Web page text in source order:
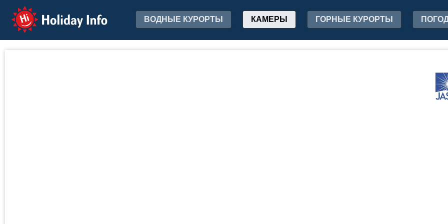
Holiday Info ВОДНЫЕ КУРОРТЫ КАМЕРЫ ГОРНЫЕ КУРОРТЫ